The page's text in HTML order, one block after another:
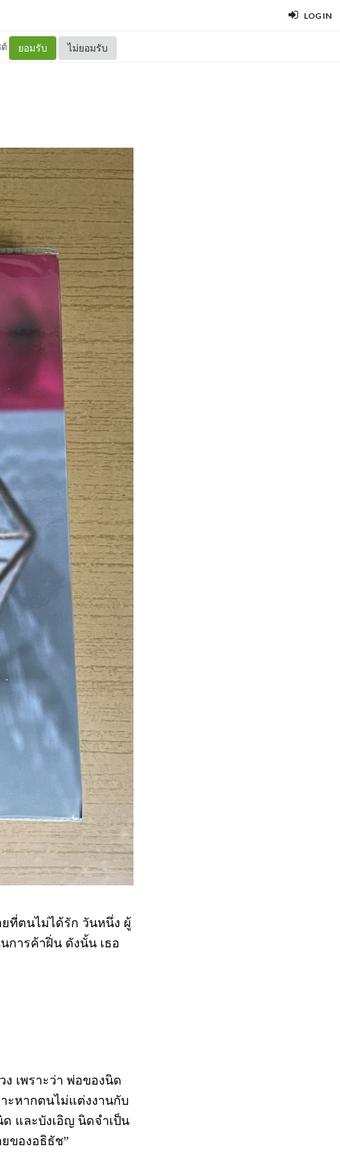
LOG IN
ต์ ยอมรับ ไม่ยอมรับ
ที่ตนไม่ได้รัก วันหนึ่ง ผู้
ารค้าฝิ่น ดังนั้น เธอ
เพราะว่า พ่อของนิด
ะหากตนไม่แต่งงานกับ
และบังเอิญ นิดจำเป็น
ของอธิธัช”